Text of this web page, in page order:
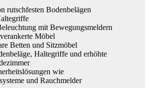
rutschfesten Bodenbelägen
mit Bewegungsmeldern
Möbel
Betten und Sitzmöbel
Haltegriffe und erhöhte
wie
und Rauchmelder